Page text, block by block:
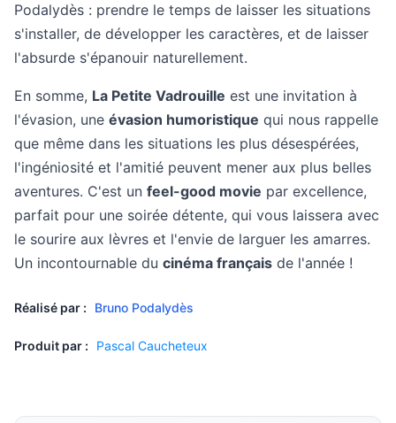
Podalydès : prendre le temps de laisser les situations
s'installer, de développer les caractères, et de laisser
l'absurde s'épanouir naturellement.
En somme, La Petite Vadrouille est une invitation à
l'évasion, une évasion humoristique qui nous rappelle
que même dans les situations les plus désespérées,
l'ingéniosité et l'amitié peuvent mener aux plus belles
aventures. C'est un feel-good movie par excellence,
parfait pour une soirée détente, qui vous laissera avec
le sourire aux lèvres et l'envie de larguer les amarres.
Un incontournable du cinéma français de l'année !
Réalisé par : Bruno Podalydès
Produit par : Pascal Caucheteux